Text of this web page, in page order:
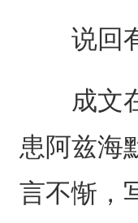
说回有
成文在
患阿兹海
言不惭，